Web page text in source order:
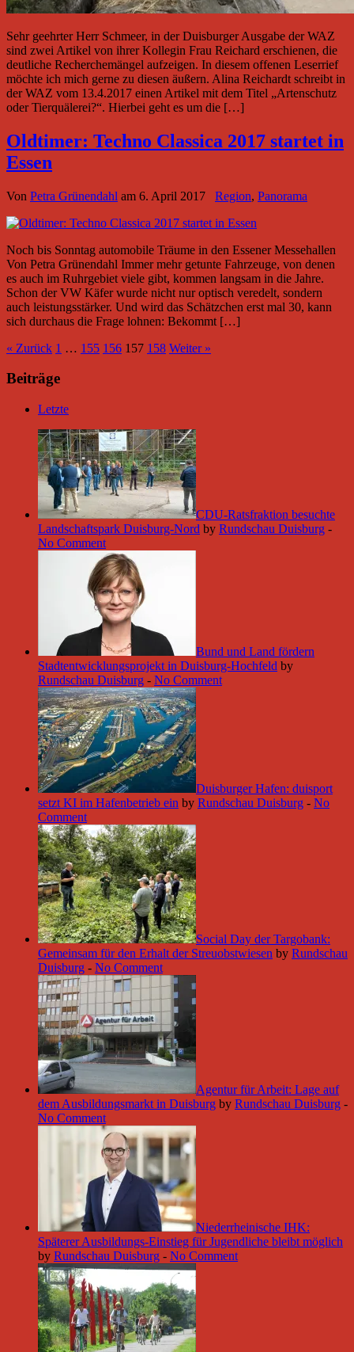
Sehr geehrter Herr Schmeer, in der Duisburger Ausgabe der WAZ
sind zwei Artikel von ihrer Kollegin Frau Reichard erschienen, die
deutliche Recherchemängel aufzeigen. In diesem offenen Leserrief
möchte ich mich gerne zu diesen äußern. Alina Reichardt schreibt in
der WAZ vom 13.4.2017 einen Artikel mit dem Titel „Artenschutz
oder Tierquälerei?“. Hierbei geht es um die […]
Oldtimer: Techno Classica 2017 startet in
Essen
Von Petra Grünendahl am 6. April 2017 Region, Panorama
Noch bis Sonntag automobile Träume in den Essener Messehallen
Von Petra Grünendahl Immer mehr getunte Fahrzeuge, von denen
es auch im Ruhrgebiet viele gibt, kommen langsam in die Jahre.
Schon der VW Käfer wurde nicht nur optisch veredelt, sondern
auch leistungsstärker. Und wird das Schätzchen erst mal 30, kann
sich durchaus die Frage lohnen: Bekommt […]
« Zurück 1 … 155 156 157 158 Weiter »
Beiträge
Letzte
CDU-Ratsfraktion besuchte
Landschaftspark Duisburg-Nord by Rundschau Duisburg -
No Comment
Bund und Land fördern
Stadtentwicklungsprojekt in Duisburg-Hochfeld by
Rundschau Duisburg - No Comment
Duisburger Hafen: duisport
setzt KI im Hafenbetrieb ein by Rundschau Duisburg - No
Comment
Social Day der Targobank:
Gemeinsam für den Erhalt der Streuobstwiesen by Rundschau
Duisburg - No Comment
Agentur für Arbeit: Lage auf
dem Ausbildungsmarkt in Duisburg by Rundschau Duisburg -
No Comment
Niederrheinische IHK:
Späterer Ausbildungs-Einstieg für Jugendliche bleibt möglich
by Rundschau Duisburg - No Comment